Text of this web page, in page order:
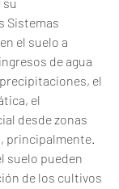
Sistemas
el suelo a
de agua
el
el
desde zonas
principalmente.
suelo pueden
de los cultivos